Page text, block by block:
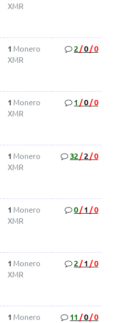
XMR
1 Monero
XMR
2 /0/0
1 Monero
XMR
1 /0/0
1 Monero
XMR
32 / 2 /0
1 Monero
XMR
0/ 1 /0
1 Monero
XMR
2 / 1 /0
1 Monero
11 /0/0